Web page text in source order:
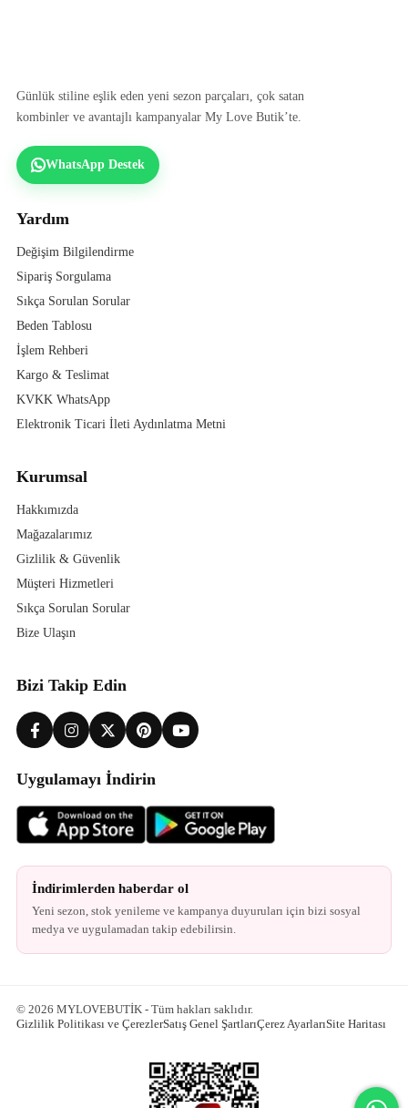
Günlük stiline eşlik eden yeni sezon parçaları, çok satan
kombinler ve avantajlı kampanyalar My Love Butik’te.
WhatsApp Destek
Yardım
Değişim Bilgilendirme
Sipariş Sorgulama
Sıkça Sorulan Sorular
Beden Tablosu
İşlem Rehberi
Kargo & Teslimat
KVKK WhatsApp
Elektronik Ticari İleti Aydınlatma Metni
Kurumsal
Hakkımızda
Mağazalarımız
Gizlilik & Güvenlik
Müşteri Hizmetleri
Sıkça Sorulan Sorular
Bize Ulaşın
Bizi Takip Edin
Uygulamayı İndirin
İndirimlerden haberdar ol
Yeni sezon, stok yenileme ve kampanya duyuruları için bizi sosyal
medya ve uygulamadan takip edebilirsin.
© 2026 MYLOVEBUTİK - Tüm hakları saklıdır.
Gizlilik Politikası ve ÇerezlerSatış Genel ŞartlarıÇerez AyarlarıSite Haritası